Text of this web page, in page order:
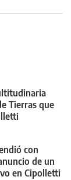
Tierras que
con
de un
en Cipolletti